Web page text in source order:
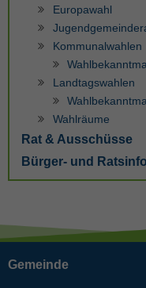
Europawahl
Kommunalwahlen
Landtagswahlen
Wahlräume
Rat & Ausschüsse
Bürger- und
Gemeinde